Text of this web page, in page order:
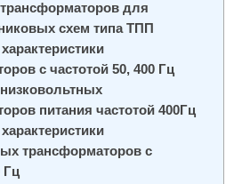
для
схем типа ТПП
с частотой 50, 400 Гц
питания частотой 400Гц
трансформаторов с
Гц